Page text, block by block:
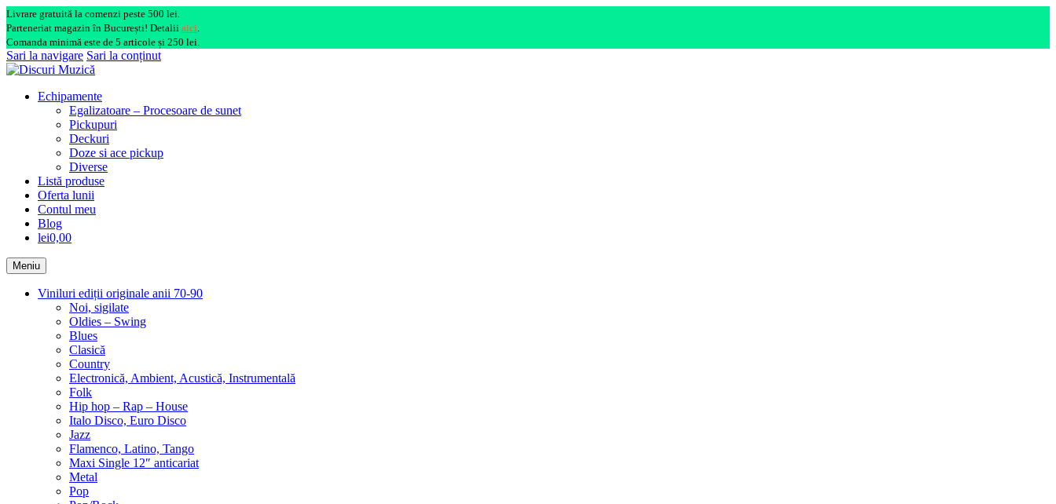
Livrare gratuită la comenzi peste 500 lei.
Parteneriat magazin în București! Detalii aici.
Comanda minimă este de 5 articole și 250 lei.
Sari la navigare Sari la conținut
Echipamente
Egalizatoare – Procesoare de sunet
Pickupuri
Deckuri
Doze si ace pickup
Diverse
Listă produse
Oferta lunii
Contul meu
Blog
lei0,00
Meniu
Viniluri ediții originale anii 70-90
Noi, sigilate
Oldies – Swing
Blues
Clasică
Country
Electronică, Ambient, Acustică, Instrumentală
Folk
Hip hop – Rap – House
Italo Disco, Euro Disco
Jazz
Flamenco, Latino, Tango
Maxi Single 12″ anticariat
Metal
Pop